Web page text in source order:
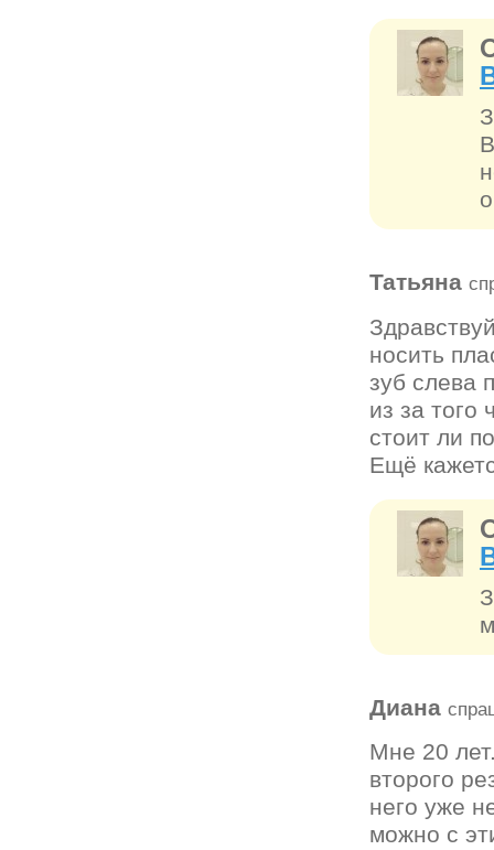
Татьяна
носить
зуб слева
из за того
стоит ли
Ещё
Диана
Мне 20
второго
него уже
можно с